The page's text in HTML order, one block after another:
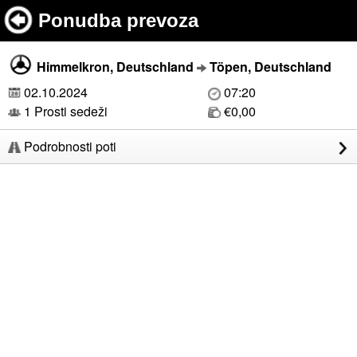
Ponudba prevoza
Himmelkron, Deutschland
Töpen, Deutschland
02.10.2024
07:20
1 Prosti sedeži
€0,00
Podrobnosti poti